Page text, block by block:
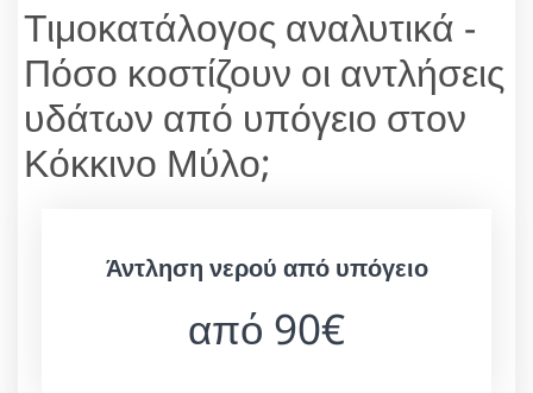
Τιμοκατάλογος αναλυτικά -
Πόσο κοστίζουν οι αντλήσεις
υδάτων από υπόγειο στον
Κόκκινο Μύλο;
Άντληση νερού από υπόγειο
από 90€